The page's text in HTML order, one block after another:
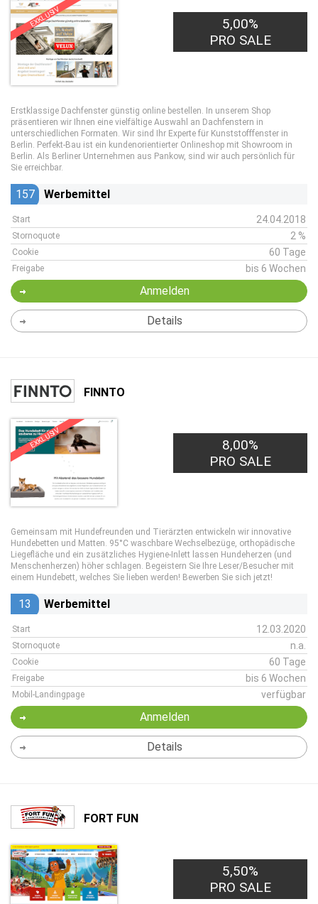
EXKLUSIV
5,00%
PRO SALE
Erstklassige Dachfenster günstig online bestellen. In unserem Shop
präsentieren wir Ihnen eine vielfältige Auswahl an Dachfenstern in
unterschiedlichen Formaten. Wir sind Ihr Experte für Kunststofffenster in
Berlin. Perfekt-Bau ist ein kundenorientierter Onlineshop mit Showroom in
Berlin. Als Berliner Unternehmen aus Pankow, sind wir auch persönlich für
Sie erreichbar.
157 Werbemittel
Start 24.04.2018
Stornoquote 2 %
Cookie 60 Tage
Freigabe bis 6 Wochen
Anmelden
Details
FINNTO
EXKLUSIV
8,00%
PRO SALE
Gemeinsam mit Hundefreunden und Tierärzten entwickeln wir innovative
Hundebetten und Matten. 95°C waschbare Wechselbezüge, orthopädische
Liegefläche und ein zusätzliches Hygiene-Inlett lassen Hundeherzen (und
Menschenherzen) höher schlagen. Begeistern Sie Ihre Leser/Besucher mit
einem Hundebett, welches Sie lieben werden! Bewerben Sie sich jetzt!
13 Werbemittel
Start 12.03.2020
Stornoquote n.a.
Cookie 60 Tage
Freigabe bis 6 Wochen
Mobil-Landingpage verfügbar
Anmelden
Details
FORT FUN
5,50%
PRO SALE